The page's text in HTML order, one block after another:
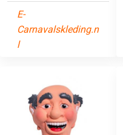
E-
Carnavalskleding.n
l